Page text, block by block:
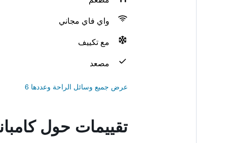
واي فاي مجاني
مع تكييف
مصعد
عرض جميع وسائل الراحة وعددها 6
تقييمات حول